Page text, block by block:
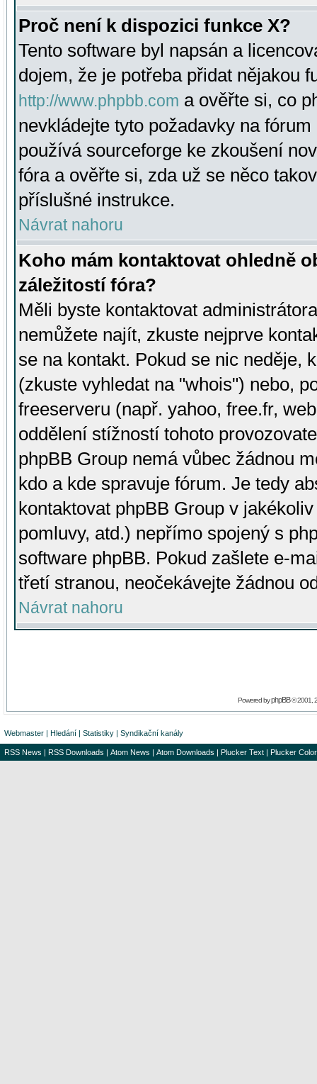
Proč není k dispozici funkce X?
Tento software byl napsán a
dojem, že je potřeba přidat nějakou
http://www.phpbb.com a ověřte si, co
nevkládejte tyto požadavky na
používá sourceforge ke zkoušení
fóra a ověřte si, zda už se něco
příslušné instrukce.
Návrat nahoru
Koho mám kontaktovat ohledně
záležitostí fóra?
Měli byste kontaktovat
nemůžete najít, zkuste nejprve
se na kontakt. Pokud se nic neděje,
(zkuste vyhledat na "whois") nebo,
freeserveru (např. yahoo, free.fr,
oddělení stížností tohoto
phpBB Group nemá vůbec žádnou
kdo a kde spravuje fórum. Je tedy
kontaktovat phpBB Group v
pomluvy, atd.) nepřímo spojený s
software phpBB. Pokud zašlete e-
třetí stranou, neočekávejte žádnou
Návrat nahoru
Powered byphpBB© 2001,
Webmaster | Hledání | Statistiky | Syndikační kanály
RSS News | RSS Downloads | Atom News | Atom Downloads | Plucker Text | Plucker Color